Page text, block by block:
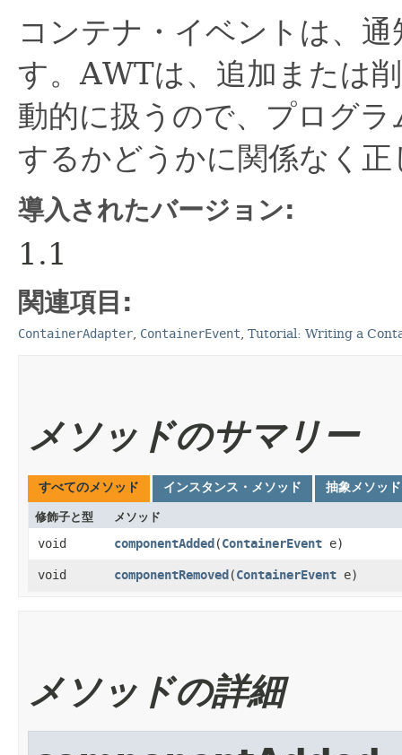
コンテナ・イベントは、
す。AWTは、追加または
動的に扱うので、プログラ
するかどうかに関係なく
導入されたバージョン:
1.1
関連項目:
ContainerAdapter ContainerEvent Tutorial: Writing a
メソッドのサマリー
すべてのメソッド インスタンス・メソッド 抽象メソッド
修飾子と型 メソッド
void componentAdded ​(ContainerEvent e)
void componentRemoved ​(ContainerEvent e)
メソッドの詳細